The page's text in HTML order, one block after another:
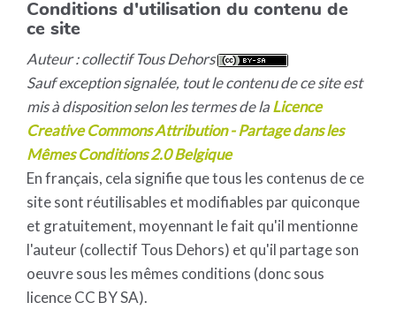
Conditions d'utilisation du contenu de
ce site
Auteur : collectif Tous Dehors
Sauf exception signalée, tout le contenu de ce site est
mis à disposition selon les termes de laLicence
Creative Commons Attribution - Partage dans les
Mêmes Conditions 2.0 Belgique
En français, cela signifie que tous les contenus de ce
site sont réutilisables et modifiables par quiconque
et gratuitement, moyennant le fait qu'il mentionne
l'auteur (collectif Tous Dehors) et qu'il partage son
oeuvre sous les mêmes conditions (donc sous
licence CC BY SA).